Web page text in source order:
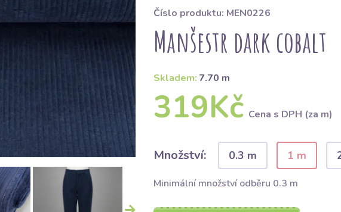
Číslo produktu: MEN0226
Manšestr dark cobalt
Skladem: 7.70 m
319Kč Cena s DPH (za m)
Množství: 0.3 m 1 m
Minimální množství odběru 0.3 m